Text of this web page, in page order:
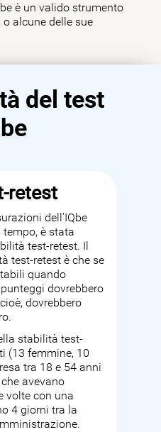
è un valido strumento
alcune delle sue
del test
retest
dell'IQbe
è stata
test-retest. Il
test-retest è che se
quando
dovrebbero
dovrebbero
stabilità test-
(13 femmine, 10
tra 18 e 54 anni
che avevano
volte con una
4 giorni tra la